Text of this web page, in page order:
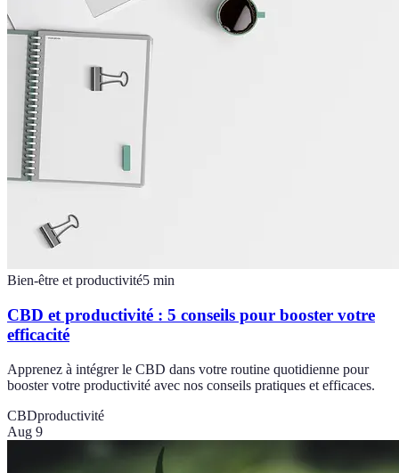
Bien-être et productivité5 min
CBD et productivité : 5 conseils pour booster votre
efficacité
Apprenez à intégrer le CBD dans votre routine quotidienne pour
booster votre productivité avec nos conseils pratiques et efficaces.
CBDproductivité
Aug 9